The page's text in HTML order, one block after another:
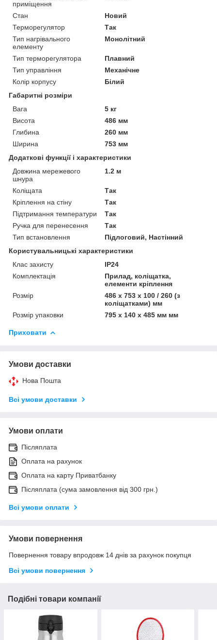
приміщення
Стан
Новий
Терморегулятор
Так
Тип нагрівального
елементу
Монолітний
Тип терморегулятора
Плавний
Тип управління
Механічне
Колір корпусу
Білий
Габаритні розміри
Вага
5 кг
Висота
486 мм
Глибина
260 мм
Ширина
753 мм
Додаткові функції і характеристики
Довжина мережевого
шнура
1.2 м
Коліщата
Так
Кріплення на стіну
Так
Підтримання температури
Так
Ручка для перенесення
Так
Тип встановлення
Підлоговий, Настінний
Користувальницькі характеристики
Клас захисту
IP24
Комплектація
Прилад, коліщатка,
елементи кріплення
Розмір
486 х 753 х 100 / 260 (з
коліщатками) мм
Розмір упаковки
795 х 140 х 485 мм мм
Приховати
Умови доставки
Нова Пошта
Всі умови доставки
Умови оплати
Післяплата
Оплата на рахунок
Оплата на карту Приватбанку
Післяплата (сума замовлення від 300 грн.)
Всі умови оплати
Умови повернення
Повернення товару впродовж 14 днів за рахунок покупця
Всі умови повернення
Подібні товари компанії